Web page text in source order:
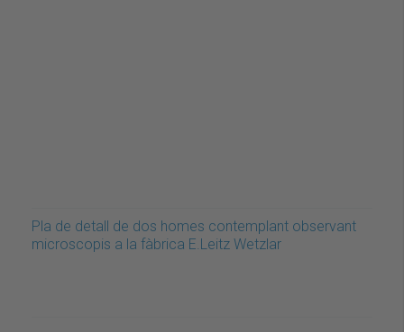
Pla de detall de dos homes contemplant observant
microscopis a la fàbrica E.Leitz Wetzlar